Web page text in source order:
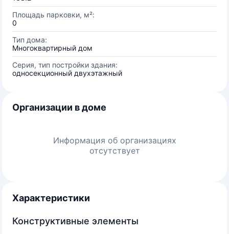
Площадь парковки, м²:
0
Тип дома:
Многоквартирный дом
Серия, тип постройки здания:
односекционный двухэтажный
Организации в доме
Информация об организациях
отсутствует
Характеристики
Конструктивные элементы